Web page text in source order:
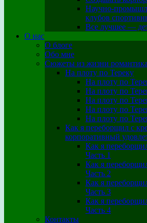
Научно-
клубов
Все лучшее —
О нас
О блоге
Обо мне
Сюжеты из жизни романтика
На плоту по Тереку
На плоту по
На плоту по
На плоту по
На плоту по
На плоту по
Как я переборщил с
корпоративный
Как я
Часть 1
Как я
Часть 2
Как я
Часть 3
Как я
Часть 4
Контакты